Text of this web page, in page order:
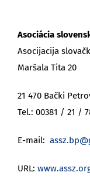
Asociácia
Asocijacija
Maršala Tita 20
21 470 Bački
Tel.: 00381 / 21 /
E-mail:
URL: